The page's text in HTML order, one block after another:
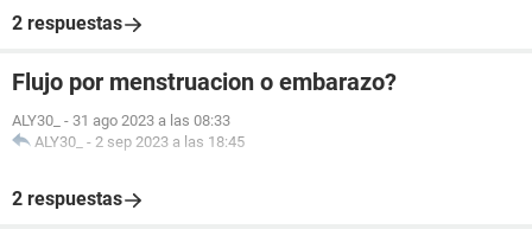
2 respuestas
Flujo por menstruacion o embarazo?
ALY30_ - 31 ago 2023 a las 08:33
ALY30_ - 2 sep 2023 a las 18:45
2 respuestas